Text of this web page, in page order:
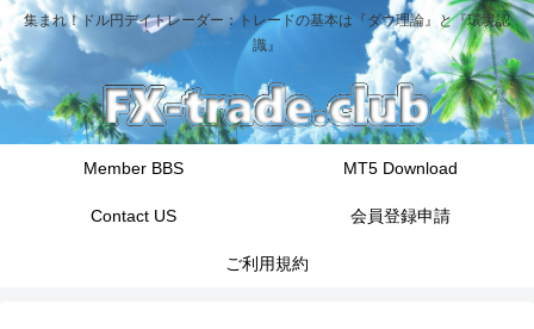
集まれ！ドル円デイトレーダー：トレードの基本は『ダウ理論』と『環境認
識』
Member BBS MT5 Download
Contact US 会員登録申請
ご利用規約